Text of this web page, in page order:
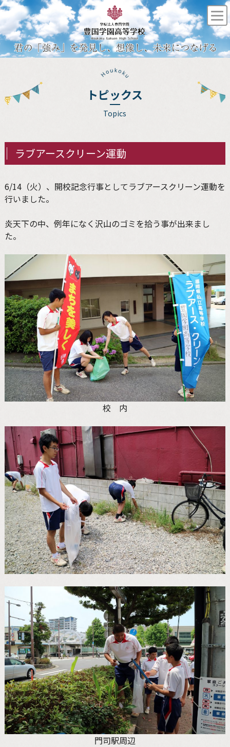
トピックス
Topics
ラブアースクリーン運動
6/14（火）、開校記念行事としてラブアースクリーン運動を
行いました。
炎天下の中、例年になく沢山のゴミを拾う事が出来まし
た。
校 内
門司駅周辺